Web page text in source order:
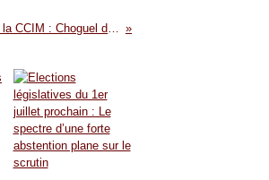
Elections frauduleuses à la CCIM : Choguel dans ses petits souliers devant les députés